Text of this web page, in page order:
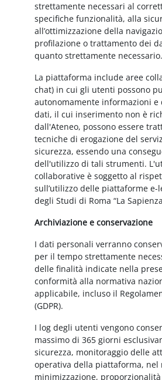
strettamente necessari al
specifiche funzionalità, alla
all’ottimizzazione della
profilazione o trattamento dei
quanto strettamente necessario.
La piattaforma include aree
chat) in cui gli utenti possono
autonomamente informazioni e
dati, il cui inserimento non è
dall'Ateneo, possono essere
tecniche di erogazione del
sicurezza, essendo una
dell'utilizzo di tali strumenti.
collaborative è soggetto al
sull’utilizzo delle piattaforme e-
degli Studi di Roma “La
Archiviazione e conservazione
I dati personali verranno
per il tempo strettamente
delle finalità indicate nella
conformità alla normativa
applicabile, incluso il
(GDPR).
I log degli utenti vengono
massimo di 365 giorni
sicurezza, monitoraggio delle
operativa della piattaforma,
minimizzazione,